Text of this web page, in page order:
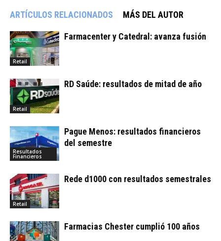
ARTÍCULOS RELACIONADOS MÁS DEL AUTOR
Retail
Farmacenter y Catedral: avanza fusión
Retail
RD Saúde: resultados de mitad de año
Resultados
Financieros
Pague Menos: resultados financieros
del semestre
Retail
Rede d1000 con resultados semestrales
Farmacias Chester cumplió 100 años